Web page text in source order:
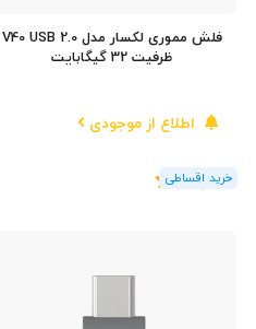
فلش مموری لکسار مدل V40 USB 2.0
ظرفیت 32 گیگابایت
اطلاع از موجودی
(1رای)
5